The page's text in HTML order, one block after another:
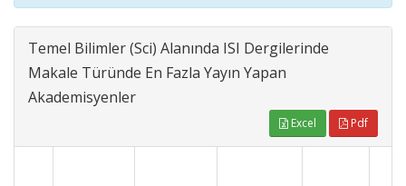
Temel Bilimler (Sci) Alanında ISI Dergilerinde
Makale Türünde En Fazla Yayın Yapan
Akademisyenler
Excel Pdf